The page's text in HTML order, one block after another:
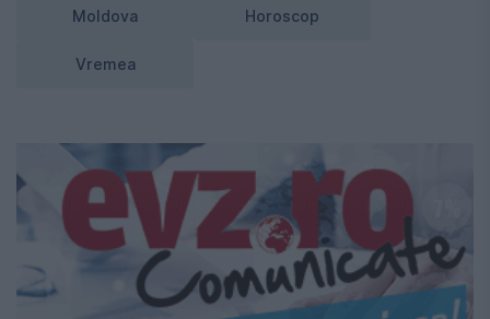
Moldova Horoscop
Vremea